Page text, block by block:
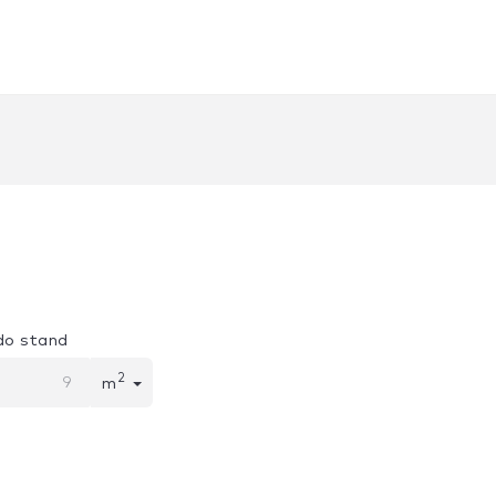
stand
m 2